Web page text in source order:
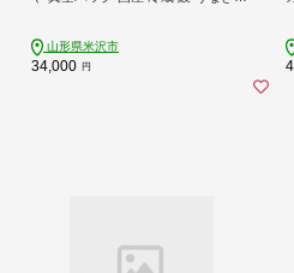
山形県米沢市
34,000 円